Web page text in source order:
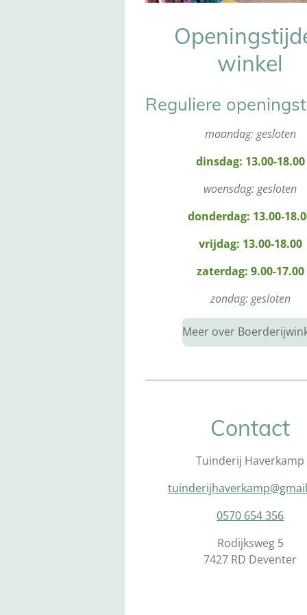
winkel
Reguliere
maandag: gesloten
dinsdag: 13.00-18.00
woensdag: gesloten
donderdag: 13.00-
vrijdag: 13.00-18.00
zaterdag: 9.00-17.00
zondag: gesloten
Meer over
Contact
Tuinderij Haverkamp
0570 654 356
Rodijksweg 5
7427 RD Deventer